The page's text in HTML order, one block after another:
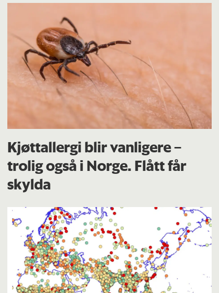
Kjøttallergi blir vanligere –
trolig også i Norge. Flått får
skylda